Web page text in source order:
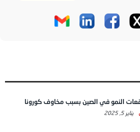
النمو في الصين بسبب مخاوف كورونا
يناير 5, 2025